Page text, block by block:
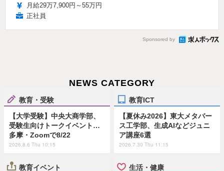
月給29万7,900円～55万円
正社員
Sponsored by
NEWS CATEGORY
教育・受験
【大学受験】中央大商学部、
受験生向けトークイベント…
多摩・Zoomで8/22
2026.8.6 Thu 10:15
教育ICT
【夏休み2026】東大メタバー
ス工学部、生成AIなどジュニ
ア講座6選
2026.7.30 Thu 11:15
教育イベント 生活・健康